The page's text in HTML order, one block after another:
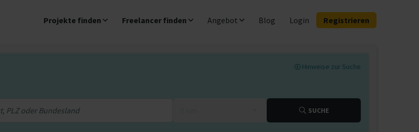
Projekte finden Freelancer finden Angebot Blog Login Registrieren
Hinweise zur Suche
SUCHE